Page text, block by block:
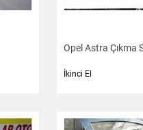
Opel Astra Çıkma
İkinci El